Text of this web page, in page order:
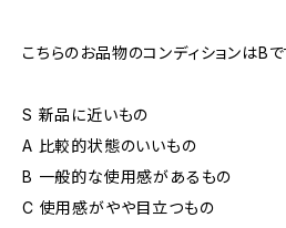
こちらのお品物のコンディションはBで
S 新品に近いもの
A 比較的状態のいいもの
B 一般的な使用感があるもの
C 使用感がやや目立つもの